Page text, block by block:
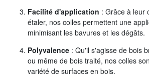
Facilité d'application : Grâce à leur
étaler, nos colles permettent une
minimisant les bavures et les dégâts.
Polyvalence : Qu'il s'agisse de bois
ou même de bois traité, nos colles
variété de surfaces en bois.